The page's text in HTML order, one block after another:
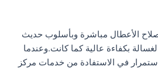
الأعطال مباشرة وبأسلوب حديث
بكفاءة عالية كما كانت.وعندما
في الاستفادة من خدمات مركز